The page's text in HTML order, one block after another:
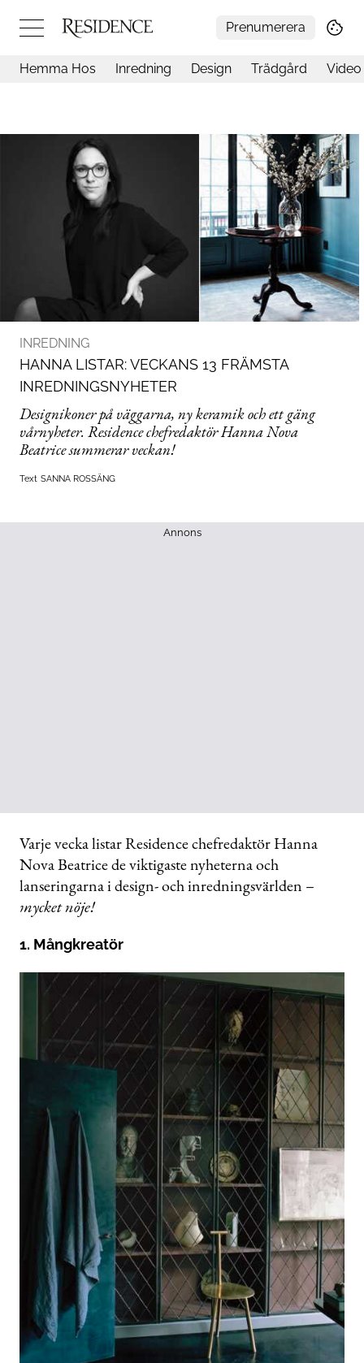
Prenumerera
Trädgård
Inredning
Mat & Dryck
Influencers
Mer
Hemma Hos Inredning Design Trädgård Video
INREDNING
HANNA LISTAR: VECKANS 13 FRÄMSTA
INREDNINGSNYHETER
Designikoner på väggarna, ny keramik och ett gäng
vårnyheter. Residence chefredaktör Hanna Nova
Beatrice summerar veckan!
Text SANNA ROSSÄNG
Annons
Varje vecka listar Residence chefredaktör Hanna
Nova Beatrice de viktigaste nyheterna och
lanseringarna i design- och inredningsvärlden –
mycket nöje!
1. Mångkreatör